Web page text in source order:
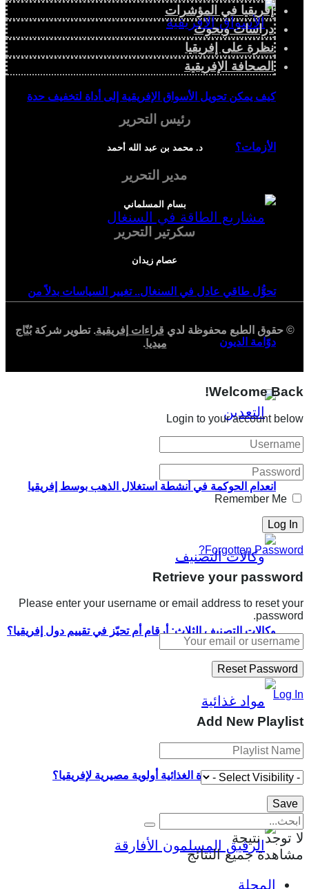
كيف يمكن تحويل الأسواق الإفريقية إلى أداة لتخفيف حدة
الأزمات؟
تحوُّل طاقي عادل في السنغال.. تغيير السياسات بدلاً من
دوّامة الديون
انعدام الحوكمة في أنشطة استغلال الذهب بوسط إفريقيا
وكالات التصنيف الثلاث: أرقام أم تحيّز في تقييم دول إفريقيا؟
لماذا تمثل السيادة الغذائية أولوية مصيرية لإفريقيا؟
إفريقيا في المؤشرات
دراسات وبحوث
نظرة على إفريقيا
الصحافة الإفريقية
رئيس التحرير
د. محمد بن عبد الله أحمد
مدير التحرير
بسام المسلماني
سكرتير التحرير
عصام زيدان
© حقوق الطبع محفوظة لدي قراءات إفريقية. تطوير شركةبُنّاج
ميديا.
Welcome Back!
Login to your account below
Remember Me
Forgotten Password?
Retrieve your password
Please enter your username or email address to reset your
password.
Log In
Add New Playlist
لا توجد نتيجة
مشاهدة جميع النتائج
المجلة